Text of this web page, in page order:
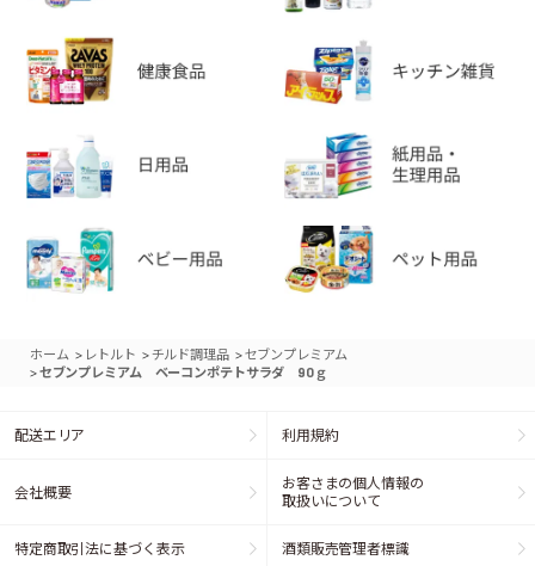
ホーム > レトルト >チルド調理品 >セブンプレミアム
>セブンプレミアム ベーコンポテトサラダ 90ｇ
配送エリア 利用規約
会社概要
お客さまの個人情報の
取扱いについて
特定商取引法に基づく表示 酒類販売管理者標識